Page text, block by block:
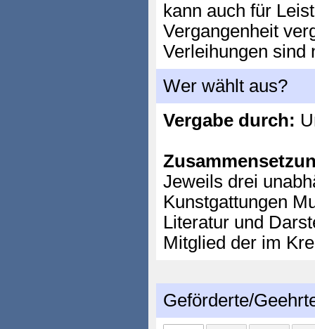
kann auch für
Vergangenheit
Verleihungen sind
Wer wählt aus?
Vergabe durch:
Jeweils drei
Kunstgattungen
Literatur und
Mitglied der im
Geförderte/